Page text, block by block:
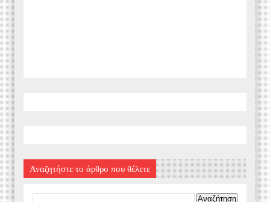
Αναζητήστε το άρθρο που θέλετε